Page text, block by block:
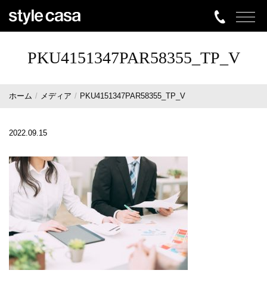
PKU4151347PAR58355_TP_V
ホーム メディア PKU4151347PAR58355_TP_V
2022.09.15